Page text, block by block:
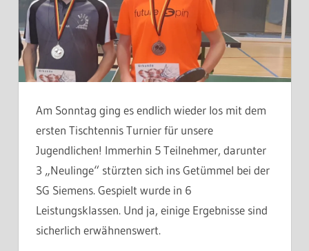
Am Sonntag ging es endlich wieder los mit dem
ersten Tischtennis Turnier für unsere
Jugendlichen! Immerhin 5 Teilnehmer, darunter
3 „Neulinge“ stürzten sich ins Getümmel bei der
SG Siemens. Gespielt wurde in 6
Leistungsklassen. Und ja, einige Ergebnisse sind
sicherlich erwähnenswert.